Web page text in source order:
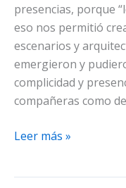
presencias, porque
eso nos permitió
escenarios y
emergieron y
complicidad y
compañeras como
Lo
Leer más »